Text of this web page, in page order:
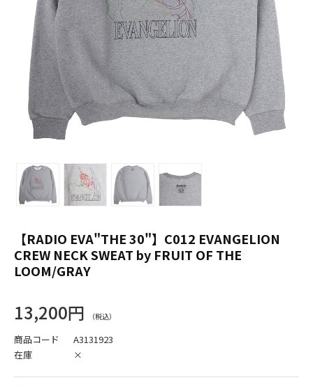
【RADIO EVA"THE 30"】C012 EVANGELION
CREW NECK SWEAT by FRUIT OF THE
LOOM/GRAY
13,200円
商品コード
A3131923
在庫
×